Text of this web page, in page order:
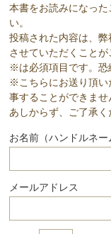
本書をお読みになっ
い。
投稿された内容は、
させていただくことが
※は必須項目です。恐
※こちらにお送り頂い
事することができませ
あしからず、ご了承く
お名前（ハンドルネー
メールアドレス